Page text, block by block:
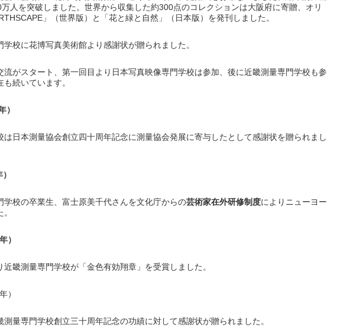
人を突破しました。世界から収集した約300点のコレクションは大阪府に寄贈、オリ
」（世界版）と「花と緑と自然」（日本版）を発刊しました。
学校に花博写真美術館より感謝状が贈られました。
流がスタート、第一回目より日本写真映像専門学校は参加、後に近畿測量専門学校も参
続いています。
）
は日本測量協会創立四十周年記念に測量協会発展に寄与したとして感謝状を贈られまし
学校の卒業生、富士原美千代さんを文化庁からの芸術家在外研修制度によりニューヨー
）
近畿測量専門学校が「金色有効翔章」を受賞しました。
）
測量専門学校創立三十周年記念の功績に対して感謝状が贈られました。